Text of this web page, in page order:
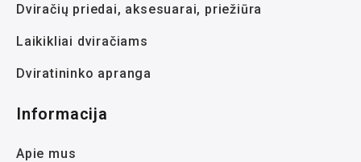
Dviračių priedai, aksesuarai, priežiūra
Laikikliai dviračiams
Dviratininko apranga
Informacija
Apie mus